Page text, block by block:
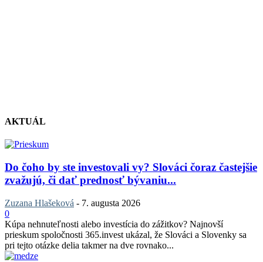
AKTUÁL
Do čoho by ste investovali vy? Slováci čoraz častejšie
zvažujú, či dať prednosť bývaniu...
Zuzana Hlašeková - 7. augusta 2026
0
Kúpa nehnuteľnosti alebo investícia do zážitkov? Najnovší
prieskum spoločnosti 365.invest ukázal, že Slováci a Slovenky sa
pri tejto otázke delia takmer na dve rovnako...